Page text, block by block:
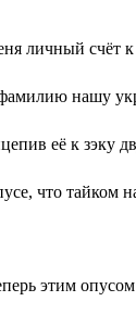
личный счёт
нашу
её к зэку
что тайком
этим